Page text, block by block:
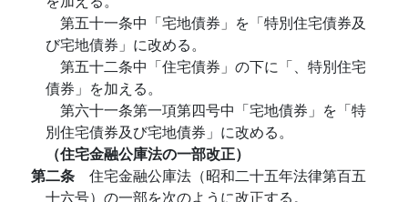
第五十一条中「宅地債券」を「特別住宅債券及
び宅地債券」に改める。
第五十二条中「住宅債券」の下に「、特別住宅
債券」を加える。
第六十一条第一項第四号中「宅地債券」を「特
別住宅債券及び宅地債券」に改める。
（住宅金融公庫法の一部改正）
第二条 住宅金融公庫法（昭和二十五年法律第百五
十六号）の一部を次のように改正する。